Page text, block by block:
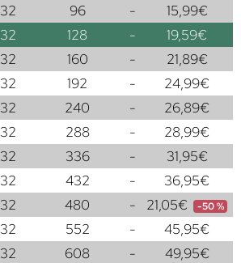
32 96 - 15,99€
32 128 - 19,59€
32 160 - 21,89€
32 192 - 24,99€
32 240 - 26,89€
32 288 - 28,99€
32 336 - 31,95€
32 432 - 36,95€
32 480 - 21,05€ -50 %
32 552 - 45,95€
32 608 - 49,95€